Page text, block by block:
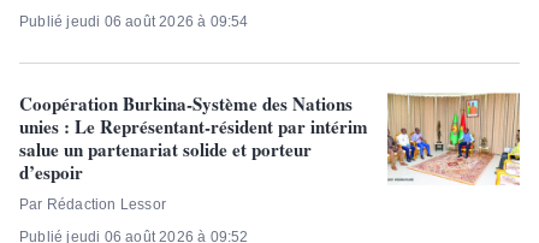
Publié jeudi 06 août 2026 à 09:54
Coopération Burkina-Système des Nations
unies : Le Représentant-résident par intérim
salue un partenariat solide et porteur
d’espoir
Par Rédaction Lessor
Publié jeudi 06 août 2026 à 09:52